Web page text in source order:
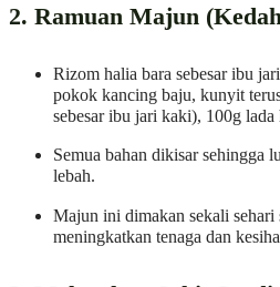
2. Ramuan Majun
Rizom halia bara sebesar ibu
pokok kancing baju, kunyit
sebesar ibu jari kaki), 100g
Semua bahan dikisar sehingga
lebah.
Majun ini dimakan sekali sehari
meningkatkan tenaga dan